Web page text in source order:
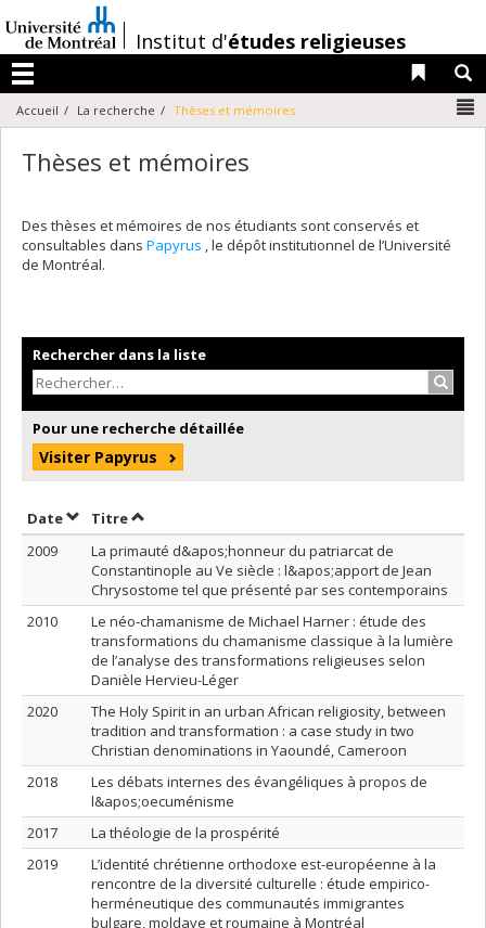
au
contenu
/Institut d'études religieuses
Menu
Liens
Accueil La recherche Thèses et mémoires
Thèses et mémoires
Des thèses et mémoires de nos étudiants sont conservés et
consultables dans Papyrus , le dépôt institutionnel de l’Université
de Montréal.
Rechercher dans la liste
Pour une recherche détaillée
Visiter Papyrus
DateTrier par date en ordre décroissant
TitreTrier par titre en ordre décroissant
2009
La primauté d&apos;honneur du patriarcat de
Constantinople au Ve siècle : l&apos;apport de Jean
Chrysostome tel que présenté par ses contemporains
2010
Le néo-chamanisme de Michael Harner : étude des
transformations du chamanisme classique à la lumière
de l’analyse des transformations religieuses selon
Danièle Hervieu-Léger
2020
The Holy Spirit in an urban African religiosity, between
tradition and transformation : a case study in two
Christian denominations in Yaoundé, Cameroon
2018
Les débats internes des évangéliques à propos de
l&apos;oecuménisme
2017
La théologie de la prospérité
2019
L’identité chrétienne orthodoxe est-européenne à la
rencontre de la diversité culturelle : étude empirico-
herméneutique des communautés immigrantes
bulgare, moldave et roumaine à Montréal